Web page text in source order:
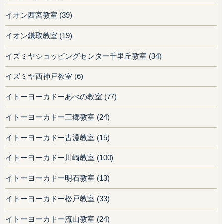
イオン西宮教室 (39)
イオン鎌取教室 (19)
イズミヤショッピングセンター千里丘教室 (34)
イズミヤ西神戸教室 (6)
イトーヨーカドーあべの教室 (77)
イトーヨーカドー三郷教室 (24)
イトーヨーカドー古淵教室 (15)
イトーヨーカドー川崎教室 (100)
イトーヨーカドー明石教室 (13)
イトーヨーカドー松戸教室 (33)
イトーヨーカドー流山教室 (24)